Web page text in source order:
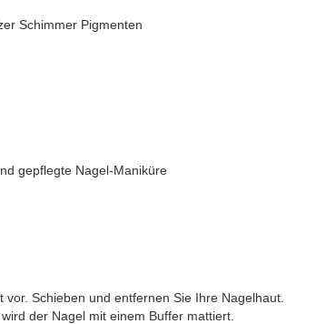
Schimmer Pigmenten
gepflegte Nagel-Maniküre
Schieben und entfernen Sie Ihre Nagelhaut.
der Nagel mit einem Buffer mattiert.